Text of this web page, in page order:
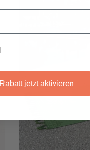
Rabatt jetzt aktivieren